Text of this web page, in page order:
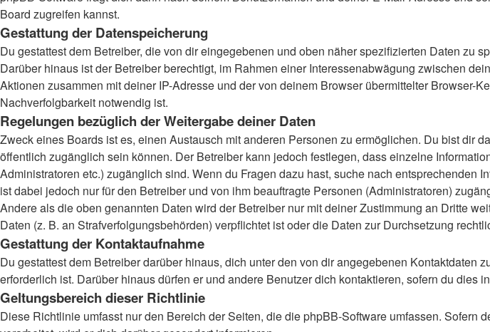
Board zugreifen kannst.
Gestattung der Datenspeicherung
Du gestattest dem Betreiber, die von dir eingegebenen und oben näher spezifizierten Daten zu
Darüber hinaus ist der Betreiber berechtigt, im Rahmen einer Interessenabwägung zwischen
Aktionen zusammen mit deiner IP-Adresse und der von deinem Browser übermittelter Browser-
Nachverfolgbarkeit notwendig ist.
Regelungen bezüglich der Weitergabe deiner Daten
Zweck eines Boards ist es, einen Austausch mit anderen Personen zu ermöglichen. Du bist dir
öffentlich zugänglich sein können. Der Betreiber kann jedoch festlegen, dass einzelne
Administratoren etc.) zugänglich sind. Wenn du Fragen dazu hast, suche nach
ist dabei jedoch nur für den Betreiber und von ihm beauftragte Personen (Administratoren)
Andere als die oben genannten Daten wird der Betreiber nur mit deiner Zustimmung an Dritte
Daten (z. B. an Strafverfolgungsbehörden) verpflichtet ist oder die Daten zur Durchsetzung
Gestattung der Kontaktaufnahme
Du gestattest dem Betreiber darüber hinaus, dich unter den von dir angegebenen Kontaktdaten
erforderlich ist. Darüber hinaus dürfen er und andere Benutzer dich kontaktieren, sofern du dies
Geltungsbereich dieser Richtlinie
Diese Richtlinie umfasst nur den Bereich der Seiten, die die phpBB-Software umfassen.